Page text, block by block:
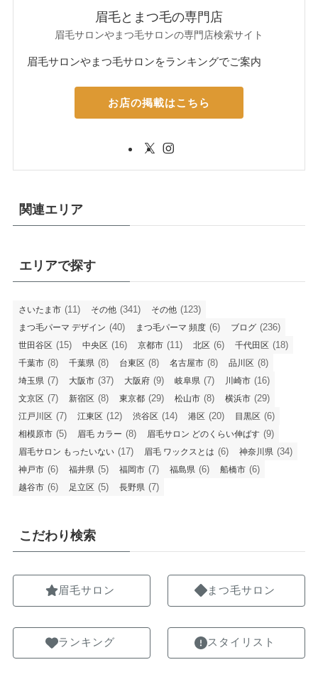
眉毛とまつ毛の専門店
眉毛サロンやまつ毛サロンの専門店検索サイト
眉毛サロンやまつ毛サロンをランキングでご案内
お店の掲載はこちら
関連エリア
エリアで探す
さいたま市 (11) その他 (341) その他 (123)
まつ毛パーマ デザイン (40) まつ毛パーマ 頻度 (6) ブログ (236)
世田谷区 (15) 中央区 (16) 京都市 (11) 北区 (6) 千代田区 (18)
千葉市 (8) 千葉県 (8) 台東区 (8) 名古屋市 (8) 品川区 (8)
埼玉県 (7) 大阪市 (37) 大阪府 (9) 岐阜県 (7) 川崎市 (16)
文京区 (7) 新宿区 (8) 東京都 (29) 松山市 (8) 横浜市 (29)
江戸川区 (7) 江東区 (12) 渋谷区 (14) 港区 (20) 目黒区 (6)
相模原市 (5) 眉毛 カラー (8) 眉毛サロン どのくらい伸ばす (9)
眉毛サロン もったいない (17) 眉毛 ワックスとは (6) 神奈川県 (34)
神戸市 (6) 福井県 (5) 福岡市 (7) 福島県 (6) 船橋市 (6)
越谷市 (6) 足立区 (5) 長野県 (7)
こだわり検索
眉毛サロン
ランキング
まつ毛サロン
スタイリスト